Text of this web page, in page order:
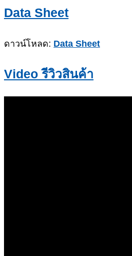
Data Sheet
ดาวน์โหลด: Data Sheet
Video รีวิวสินค้า